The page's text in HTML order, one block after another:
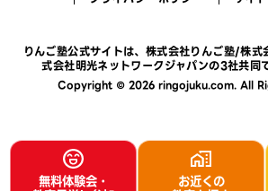
無料体験会・ お近くの
りんご塾公式サイトは、 株式会社りんご塾/株式
式会社明光ネットワークジャパンの3社共同
Copyright © 2026 ringojuku.com. All